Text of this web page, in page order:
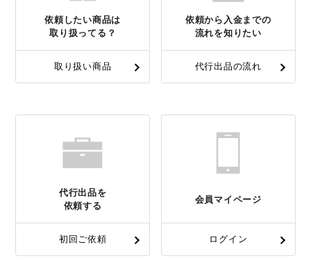
依頼したい商品は
取り扱ってる？
取り扱い商品
依頼から入金までの
流れを知りたい
代行出品の流れ
代行出品を
依頼する
初回ご依頼
会員マイページ
ログイン